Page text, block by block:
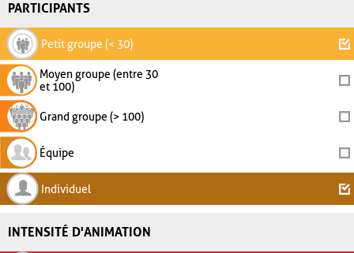
PARTICIPANTS
Petit groupe (< 30)
Moyen groupe (entre 30
et 100)
Grand groupe (> 100)
Équipe
Individuel
INTENSITÉ D'ANIMATION